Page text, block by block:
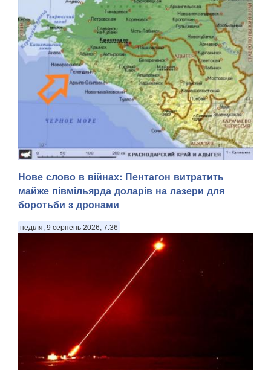
Уражена станція глушила супутниковий зв'язок Starlink .
Сили оборони України знищили чергову російську систему
радіоелектронної боротьби «Волна Купол Гарант», яка
глушила супутниковий зв'язок Starlink, – цього разу в
Геленджику Краснодарського краю. П...
Нове слово в війнах: Пентагон витратить
майже півмільярда доларів на лазери для
боротьби з дронами
неділя, 9 серпень 2026, 7:36